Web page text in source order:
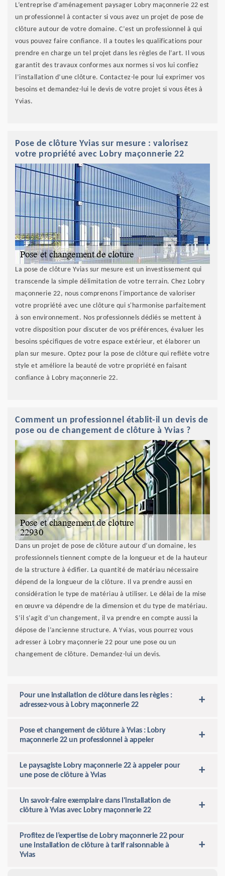
L’entreprise d’aménagement paysager Lobry maçonnerie 22 est
un professionnel à contacter si vous avez un projet de pose de
clôture autour de votre domaine. C’est un professionnel à qui
vous pouvez faire confiance. Il a toutes les qualifications pour
prendre en charge un tel projet dans les règles de l’art. Il vous
garantit des travaux conformes aux normes si vos lui confiez
l’installation d’une clôture. Contactez-le pour lui exprimer vos
besoins et demandez-lui le devis de votre projet si vous êtes à
Yvias.
Pose de clôture Yvias sur mesure : valorisez
votre propriété avec Lobry maçonnerie 22
La pose de clôture Yvias sur mesure est un investissement qui
transcende la simple délimitation de votre terrain. Chez Lobry
maçonnerie 22, nous comprenons l'importance de valoriser
votre propriété avec une clôture qui s'harmonise parfaitement
à son environnement. Nos professionnels dédiés se mettent à
votre disposition pour discuter de vos préférences, évaluer les
besoins spécifiques de votre espace extérieur, et élaborer un
plan sur mesure. Optez pour la pose de clôture qui reflète votre
style et améliore la beauté de votre propriété en faisant
confiance à Lobry maçonnerie 22.
Comment un professionnel établit-il un devis de
pose ou de changement de clôture à Yvias ?
Dans un projet de pose de clôture autour d’un domaine, les
professionnels tiennent compte de la longueur et de la hauteur
de la structure à édifier. La quantité de matériau nécessaire
dépend de la longueur de la clôture. Il va prendre aussi en
considération le type de matériau à utiliser. Le délai de la mise
en œuvre va dépendre de la dimension et du type de matériau.
S’il s’agit d’un changement, il va prendre en compte aussi la
dépose de l’ancienne structure. A Yvias, vous pourrez vous
adresser à Lobry maçonnerie 22 pour une pose ou un
changement de clôture. Demandez-lui un devis.
Pour une installation de clôture dans les règles :
adressez-vous à Lobry maçonnerie 22
Pose et changement de clôture à Yvias : Lobry
maçonnerie 22 un professionnel à appeler
Le paysagiste Lobry maçonnerie 22 à appeler pour
une pose de clôture à Yvias
Un savoir-faire exemplaire dans l'installation de
clôture à Yvias avec Lobry maçonnerie 22
Profitez de l’expertise de Lobry maçonnerie 22 pour
une installation de clôture à tarif raisonnable à
Yvias